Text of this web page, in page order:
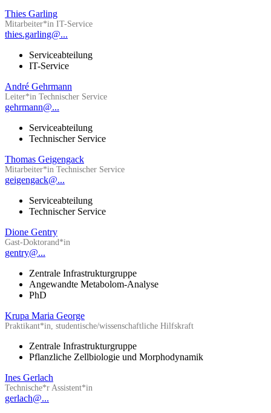
Thies Garling
Mitarbeiter*in IT-Service
thies.garling@...
Serviceabteilung
IT-Service
André Gehrmann
Leiter*in Technischer Service
gehrmann@...
Serviceabteilung
Technischer Service
Thomas Geigengack
Mitarbeiter*in Technischer Service
geigengack@...
Serviceabteilung
Technischer Service
Dione Gentry
Gast-Doktorand*in
gentry@...
Zentrale Infrastrukturgruppe
Angewandte Metabolom-Analyse
PhD
Krupa Maria George
Praktikant*in, studentische/wissenschaftliche Hilfskraft
Zentrale Infrastrukturgruppe
Pflanzliche Zellbiologie und Morphodynamik
Ines Gerlach
Technische*r Assistent*in
gerlach@...